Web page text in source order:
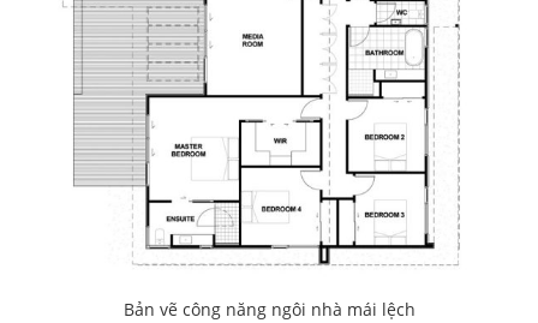
Bản vẽ công năng ngôi nhà mái lệch